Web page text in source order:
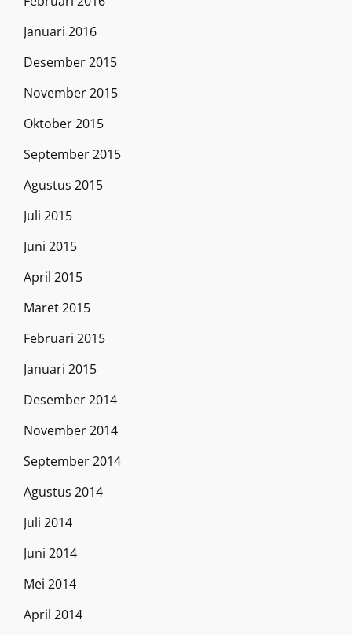
Januari 2016
Desember 2015
November 2015
Oktober 2015
September 2015
Agustus 2015
Juli 2015
Juni 2015
April 2015
Maret 2015
Februari 2015
Januari 2015
Desember 2014
November 2014
September 2014
Agustus 2014
Juli 2014
Juni 2014
Mei 2014
April 2014